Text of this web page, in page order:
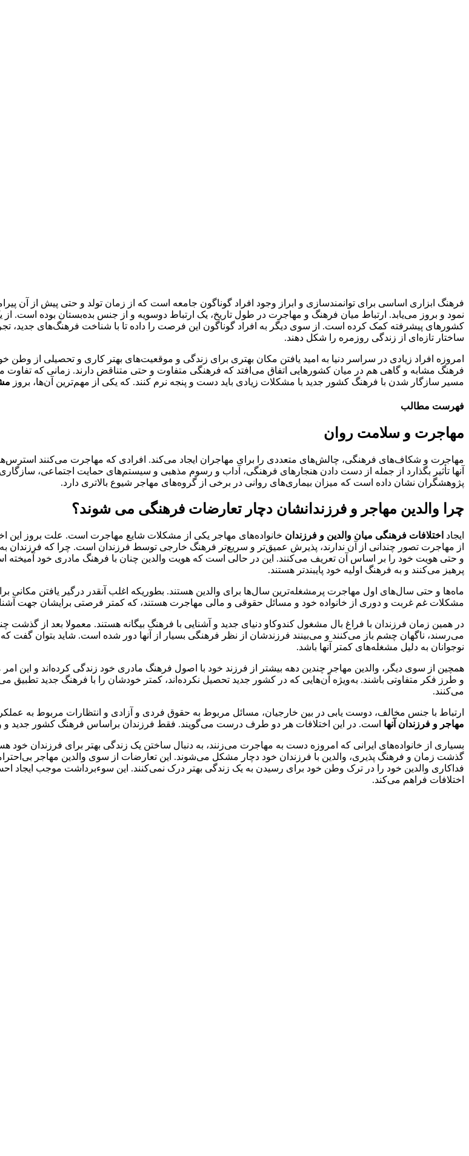
فرهنگ ابزاری اساسی برای توانمندسازی و ابراز وجود افراد گوناگون جامعه است که از زمان تولد و حتی پیش از آن
نمود و بروز می‌یابد. ارتباط میان فرهنگ و مهاجرت در طول تاریخ، یک ارتباط دوسویه و از جنس بده‌بستان بوده است. از
کشورهای پیشرفته کمک کرده است. از سوی دیگر به افراد گوناگون این فرصت را داده تا با شناخت‌ فرهنگ‌های جدید،
ساختار تازه‌ای از زندگی روزمره را شکل دهند.
امروزه افراد زیادی در سراسر دنیا به امید یافتن مکان بهتری برای زندگی و موقعیت‌های بهتر کاری و تحصیلی از
فرهنگ مشابه و گاهی هم در میان کشورهایی اتفاق می‌افتد که فرهنگی متفاوت و حتی متناقض دارند. زمانی که تفاوت
مسیر سازگار شدن با فرهنگ کشور جدید با مشکلات زیادی باید دست و پنجه نرم کنند. که یکی از مهم‌ترین آن‌ها، بروز
فهرست مطالب
مهاجرت و سلامت روان
مهاجرت و شکاف‌های فرهنگی، چالش‌های متعددی را برای مهاجران ایجاد می‌کند. افرادی که مهاجرت می‌کنند
آنها تأثیر بگذارد از جمله از دست دادن هنجارهای فرهنگی، آداب و رسوم مذهبی و سیستم‌های حمایت اجتماعی،
پژوهشگران نشان داده است که میزان بیماری‌های روانی در برخی از گروه‌های مهاجر شیوع بالاتری دارد.
چرا والدین مهاجر و فرزندانشان دچار تعارضات فرهنگی می شوند؟
ایجاد اختلافات فرهنگی میان والدین و فرزندان خانواده‌های مهاجر یکی از مشکلات شایع مهاجرت است. علت بروز این
از مهاجرت تصور چندانی از آن ندارند، پذیرش عمیق‌تر و سریع‌تر فرهنگ خارجی توسط فرزندان است. چرا که فرزندان به
و حتی هویت خود را بر اساس آن تعریف می‌کنند. این در حالی است که هویت والدین چنان با فرهنگ مادری خود آمیخته
پرهیز می‌کنند و به فرهنگ اولیه خود پایبند‌تر هستند.
ماه‌ها و حتی سال‌های اول مهاجرت پرمشغله‌ترین سال‌ها برای والدین هستند. بطوریکه اغلب آنقدر درگیر یافتن مکانی
مشکلات غم غربت و دوری از خانواده خود و مسائل حقوقی و مالی مهاجرت هستند، که کمتر فرصتی برایشان جهت
در همین زمان فرزندان با فراغ بال مشغول کندوکاو دنیای جدید و آشنایی با فرهنگ بیگانه هستند. معمولا بعد از گذشت
می‌رسند، ناگهان چشم باز می‌کنند و می‌بینند فرزندشان از نظر فرهنگی بسیار از آنها دور شده است. شاید بتوان گفت
نوجوانان به دلیل مشغله‌های کمتر آنها باشد.
همچین از سوی دیگر، والدین مهاجر چندین دهه بیشتر از فرزند خود با اصول فرهنگ مادری خود زندگی کرده‌اند و این
و طرز فکر متفاوتی باشند. به‌ویژه آن‌هایی که در کشور جدید تحصیل نکرده‌اند، کمتر خودشان را با فرهنگ جدید تطبیق
می‌کنند.
ارتباط با جنس مخالف، دوست یابی در بین خارجیان، مسائل مربوط به حقوق فردی و آزادی و انتظارات مربوط به
مهاجر و فرزندان آنها است. در این اختلافات هر دو طرف درست می‌گویند. فقط فرزندان براساس فرهنگ کشور جدید و
بسیاری از خانواده‌های ایرانی که امروزه دست به مهاجرت می‌زنند، به دنبال ساختن یک زندگی بهتر برای فرزندان خود
گذشت زمان و فرهنگ پذیری، والدین با فرزندان خود دچار مشکل می‌شوند. این تعارضات از سوی والدین مهاجر
فداکاری والدین خود را در ترک وطن خود برای رسیدن به یک زندگی بهتر درک نمی‌کنند. این سوءبرداشت موجب
اختلافات فراهم می‌کند.